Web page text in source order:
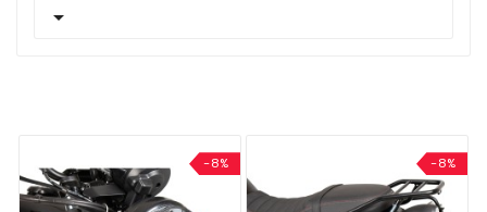

-8% -8%